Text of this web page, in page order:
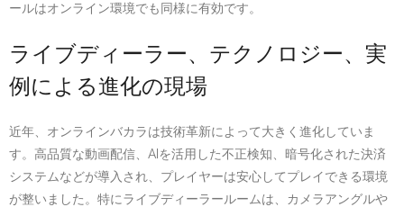
ールはオンライン環境でも同様に有効です。
ライブディーラー、テクノロジー、実
例による進化の現場
近年、オンラインバカラは技術革新によって大きく進化していま
す。高品質な動画配信、AIを活用した不正検知、暗号化された決済
システムなどが導入され、プレイヤーは安心してプレイできる環境
が整いました。特にライブディーラールームは、カメラアングルや